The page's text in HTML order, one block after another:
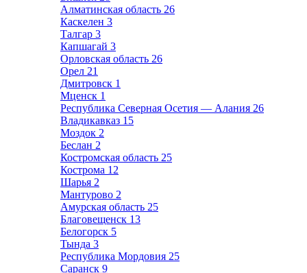
Алматинская область 26
Каскелен 3
Талгар 3
Капшагай 3
Орловская область 26
Орел 21
Дмитровск 1
Мценск 1
Республика Северная Осетия — Алания 26
Владикавказ 15
Моздок 2
Беслан 2
Костромская область 25
Кострома 12
Шарья 2
Мантурово 2
Амурская область 25
Благовещенск 13
Белогорск 5
Тында 3
Республика Мордовия 25
Саранск 9